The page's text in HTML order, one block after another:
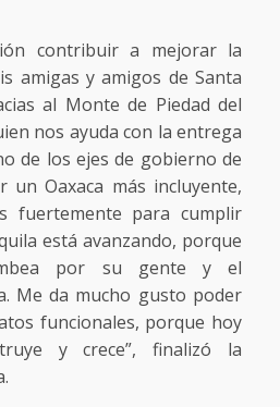
contribuir a mejorar la
amigas y amigos de Santa
al Monte de Piedad del
nos ayuda con la entrega
de los ejes de gobierno de
un Oaxaca más incluyente,
fuertemente para cumplir
está avanzando, porque
por su gente y el
Me da mucho gusto poder
funcionales, porque hoy
y crece”, finalizó la